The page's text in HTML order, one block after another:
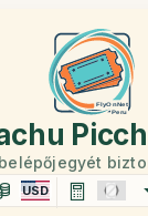
USD